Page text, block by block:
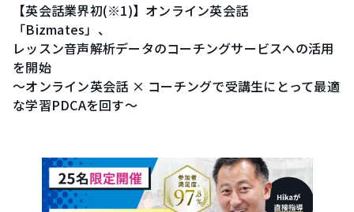
【英会話業界初(※1)】オンライン英会話
「Bizmates」、
レッスン音声解析データのコーチングサービスへの活用
を開始
～オンライン英会話 × コーチングで受講生にとって最適
な学習PDCAを回す～